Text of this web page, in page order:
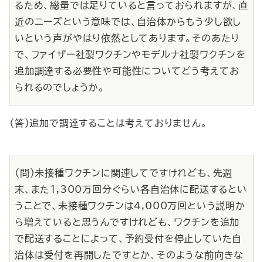
るため、総量では足りていると言っておられますが、直
近のニーズという意味では、自治体からもう少し欲し
いという声がやはり依然としてあります。そのあたり
で、ファイザー社製ワクチンやモデルナ社製ワクチンを
追加調達する必要性や可能性についてどう考えてお
られるのでしょうか。
（答）追加で調達することは考えておりません。
（問）未接種ワクチンに関連してですけれども、先週
末、また1,300万回分ぐらい各自治体に配送するとい
うことで、未接種ワクチンは4,000万回という説明か
ら増えていると思うんですけれども、ワクチンを追加
で配送することによって、予約受付を停止していた自
治体は受付を再開したですとか、そのような前向きな